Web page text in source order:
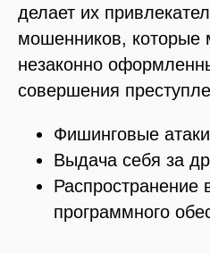
делает их
мошенников, которые
незаконно
совершения
Фишинговые
Выдача себя за
Распространение
программного